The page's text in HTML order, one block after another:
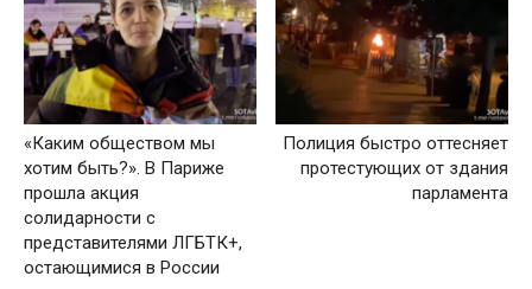
«Каким обществом мы
хотим быть?». В Париже
прошла акция
солидарности с
представителями ЛГБТК+,
остающимися в России
Полиция быстро оттесняет
протестующих от здания
парламента